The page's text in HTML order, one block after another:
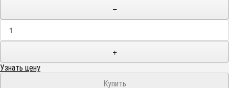
−
+
Узнать цену